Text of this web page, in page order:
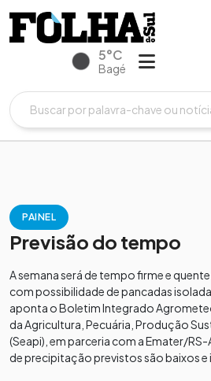
5°C
Bagé
PAINEL
Previsão do tempo
A semana será de tempo firme e
com possibilidade de pancadas
aponta o Boletim Integrado
da Agricultura, Pecuária, Produção
(Seapi), em parceria com a Emater/
de precipitação previstos são baixos e